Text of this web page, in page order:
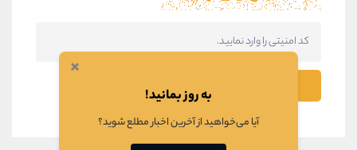
×
به روز بمانید!
آیا می‌خواهید از آخرین اخبار مطلع شوید؟